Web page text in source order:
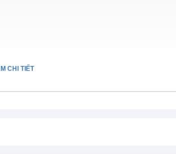
CHI TIẾT